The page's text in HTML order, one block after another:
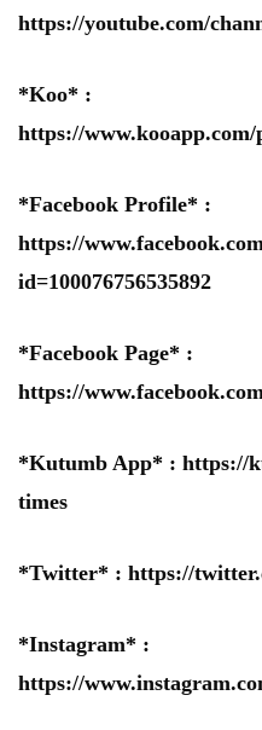
https://youtube.com/
*Koo* :
https://
*Facebook Profile* :
https://
id=100076756535892
*Facebook Page* :
https://
*Kutumb App* : https://
times
*Twitter* : https://
*Instagram* :
https://